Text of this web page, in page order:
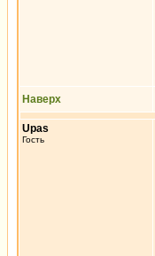
Наверх
Upas
Гость